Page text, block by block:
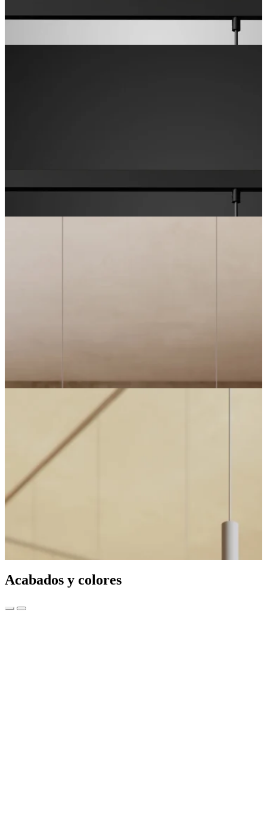
Acabados y colores